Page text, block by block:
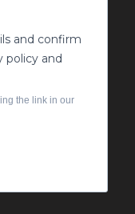
and confirm
policy and
the link in our